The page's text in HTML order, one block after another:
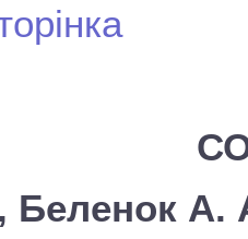
Беленок А.